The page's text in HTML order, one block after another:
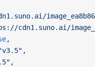
cdn1.suno.ai/
,
,
,